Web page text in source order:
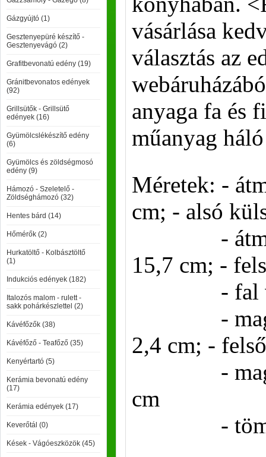
Gázgyújtó (1)
Gesztenyepüré készítő -
Gesztenyevágó (2)
Grafitbevonatú edény (19)
Gránitbevonatos edények
(92)
Grillsütők - Grillsütő
edények (16)
Gyümölcslékészítő edény
(6)
Gyümölcs és zöldségmosó
edény (9)
Hámozó - Szeletelő -
Zöldséghámozó (32)
Hentes bárd (14)
Hőmérők (2)
Hurkatöltő - Kolbásztöltő
(1)
Indukciós edények (182)
Italozós malom - rulett -
sakk pohárkészlettel (2)
Kávéfőzők (38)
Kávéfőző - Teafőző (35)
Kenyértartó (5)
Kerámia bevonatú edény
(17)
Kerámia edények (17)
Keverőtál (0)
Kések - Vágóeszközök (45)
vásárlása
választás az
anyaga fa és
műanyag
Méretek: -
cm; - alsó
- átmérő
15,7 cm; -
- fal
-
2,4 cm; -
-
cm
- tömeg: